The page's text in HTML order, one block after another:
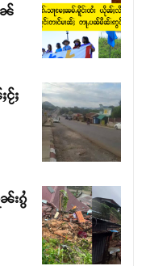
ႈၵူႈလႅၼ်ပေႃးတေၸွ
ၵမ်ႉထႅမ် ၸုမ်းၶၢ
ဢေႃႈ။
ၼ်
ငႂ်ႈ
းၵွႆ